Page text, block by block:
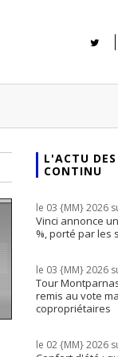
idée
Le print
il encore
Rénover
supports
inscrire
à notre
?
L'ACTU
CONTINU
le 03 {MM} 2026
Vinci annonce
%, porté par les
le 03 {MM} 2026
Tour
remis au vote
copropriétaires
le 02 {MM} 2026